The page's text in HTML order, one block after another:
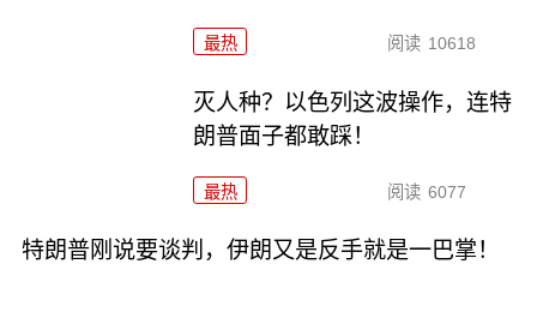
最热 阅读 10618
灭人种？以色列这波操作，连特
朗普面子都敢踩！
最热 阅读 6077
特朗普刚说要谈判，伊朗又是反手就是一巴掌！